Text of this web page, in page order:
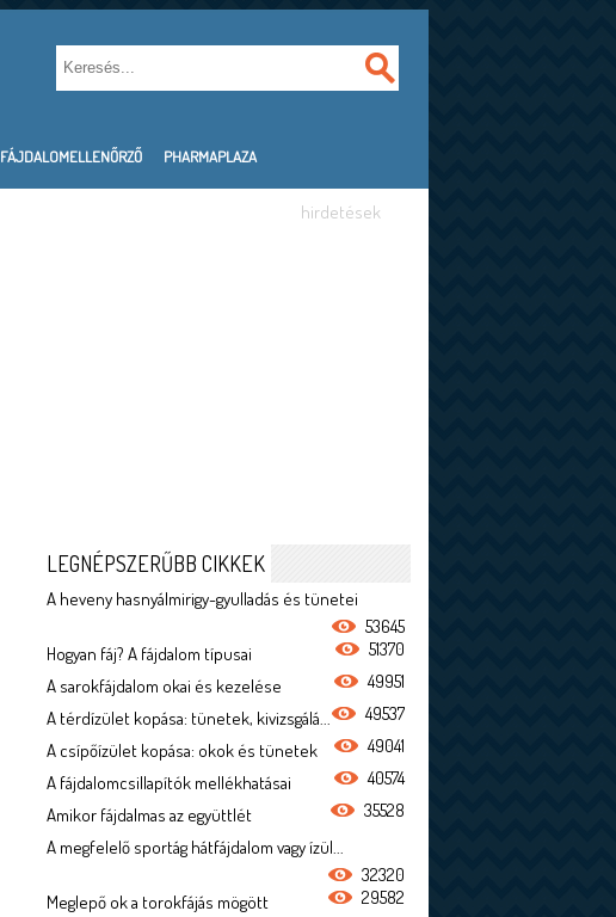
FÁJDALOMELLENŐRZŐ PHARMAPLAZA
hirdetések
LEGNÉPSZERŰBB CIKKEK
A heveny hasnyálmirigy-gyulladás és tünetei
53645
Hogyan fáj? A fájdalom típusai
51370
A sarokfájdalom okai és kezelése
49951
A térdízület kopása: tünetek, kivizsgálá...
49537
A csípőízület kopása: okok és tünetek
49041
A fájdalomcsillapítók mellékhatásai
40574
Amikor fájdalmas az együttlét
35528
A megfelelő sportág hátfájdalom vagy ízül...
32320
Meglepő ok a torokfájás mögött
29582